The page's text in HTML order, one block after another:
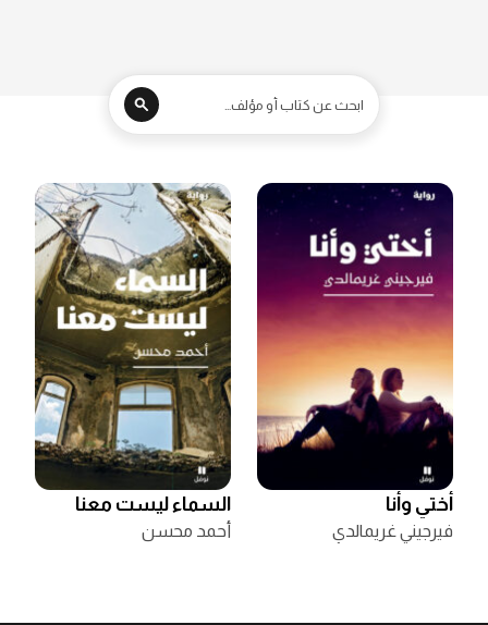
أختي وأنا
فيرجيني غريمالدي
السماء ليست معنا
أحمد محسن